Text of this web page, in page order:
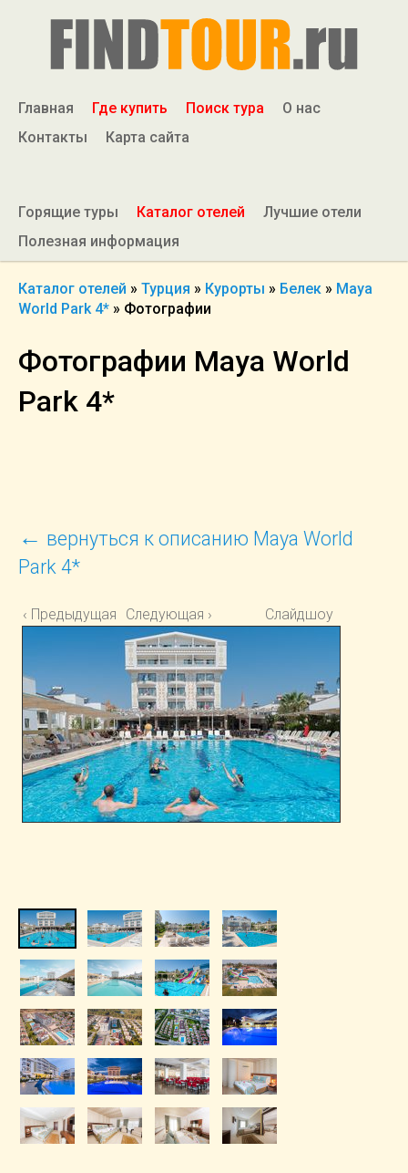
Главная Где купить Поиск тура
О нас
Контакты
Карта сайта
Горящие туры Каталог отелей
Лучшие отели
Полезная информация
Каталог отелей » Турция » Курорты » Белек » Maya
World Park 4* » Фотографии
Фотографии Maya World
Park 4*
← вернуться к описанию Maya World
Park 4*
‹ Предыдущая Следующая › Слайдшоу